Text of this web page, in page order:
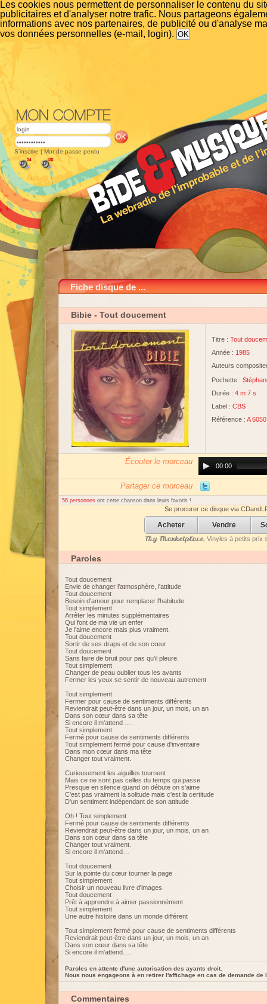
Les cookies nous permettent de personnaliser le contenu du
publicitaires et d'analyser notre trafic. Nous partageons
informations avec nos partenaires, de publicité ou d'analyse
vos données personnelles (e-mail, login).
S'inscrire | Mot de passe perdu
Fiche disque de ...
Bibie - Tout doucement
Titre : Tout
Année : 1985
Auteurs
Pochette :
Durée : 4 m 7 s
Label : CBS
Référence : A 6050
Écouter le morceau
Player00:00
Partager ce morceau
56 personnes ont cette chanson dans leurs favoris !
Se procurer ce disque via
Acheter Vendre
My Marketplace, Vinyles à petits prix
Paroles
Tout doucement
Envie de changer l'atmosphère, l'attitude
Tout doucement
Besoin d'amour pour remplacer l'habitude
Tout simplement
Arrêter les minutes supplémentaires
Qui font de ma vie un enfer
Je l'aime encore mais plus vraiment.
Tout doucement
Sortir de ses draps et de son cœur
Tout doucement
Sans faire de bruit pour pas qu'il pleure.
Tout simplement
Changer de peau oublier tous les avants
Fermer les yeux se sentir de nouveau autrement
Tout simplement
Fermer pour cause de sentiments différents
Reviendrait peut-être dans un jour, un mois, un an
Dans son cœur dans sa tête
Si encore il m'attend ….
Tout simplement
Fermé pour cause de sentiments différents
Tout simplement fermé pour cause d'inventaire
Dans mon cœur dans ma tête
Changer tout vraiment.
Curieusement les aiguilles tournent
Mais ce ne sont pas celles du temps qui passe
Presque en silence quand on débute on s'aime
C'est pas vraiment la solitude mais c'est la certitude
D'un sentiment indépendant de son attitude
Oh ! Tout simplement
Fermé pour cause de sentiments différents
Reviendrait peut-être dans un jour, un mois, un an
Dans son cœur dans sa tête
Changer tout vraiment.
Si encore il m'attend…
Tout doucement
Sur la pointe du cœur tourner la page
Tout simplement
Choisir un nouveau livre d'images
Tout doucement
Prêt à apprendre à aimer passionnément
Tout simplement
Une autre histoire dans un monde différent
Tout simplement fermé pour cause de sentiments différents
Reviendrait peut-être dans un jour, un mois, un an
Dans son cœur dans sa tête
Si encore il m'attend….
Paroles en attente d'une autorisation des ayants droit.
Nous nous engageons à en retirer l'affichage en cas de demande de
Commentaires